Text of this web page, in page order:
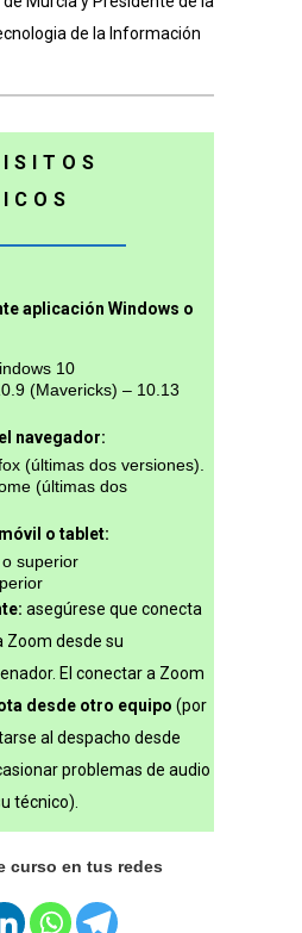
de la Información
aplicación Windows o
10
(Mavericks) – 10.13
navegador:
(últimas dos versiones).
(últimas dos
o tablet:
superior
asegúrese que conecta
desde su
El conectar a Zoom
desde otro equipo (por
al despacho desde
problemas de audio
técnico).
curso en tus redes